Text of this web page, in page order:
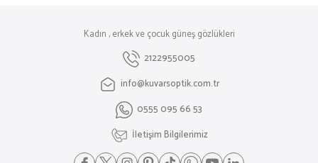
Kadın , erkek ve çocuk güneş gözlükleri
2122955005
info@kuvarsoptik.com.tr
0555 095 66 53
İletişim Bilgilerimiz